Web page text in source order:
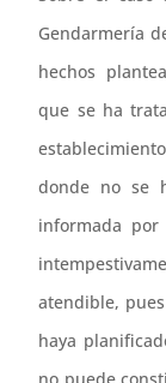
Gendarmería
hechos
que se ha
donde no se
informada
atendible,
haya